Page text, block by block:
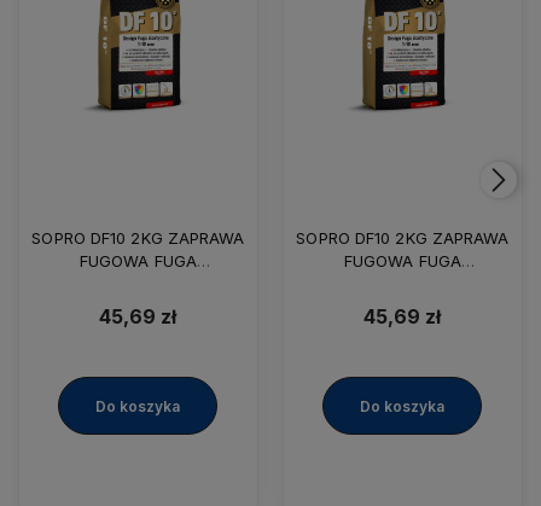
SOPRO DF10 2KG ZAPRAWA
FUGOWA FUGA
JASNOSZARA
45,69 zł
Do koszyka
SOPRO DF10 2KG ZAPRAWA
FUGOWA FUGA
SREBRNO-SZARA 17
45,69 zł
Do koszyka